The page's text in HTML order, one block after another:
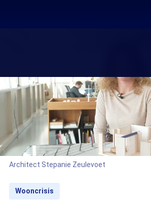
Architect Stepanie Zeulevoet
Wooncrisis